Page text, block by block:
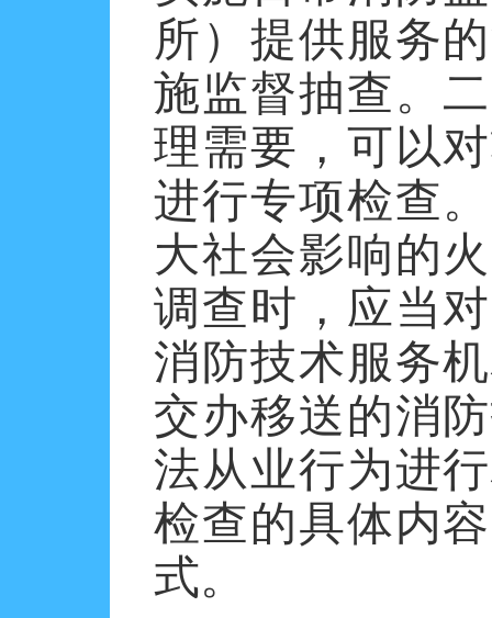
所）提供服务
施监督抽查。
理需要，可以
进行专项检查。
大社会影响的
调查时，应当
消防技术服务
交办移送的消
法从业行为进
检查的具体内
式。